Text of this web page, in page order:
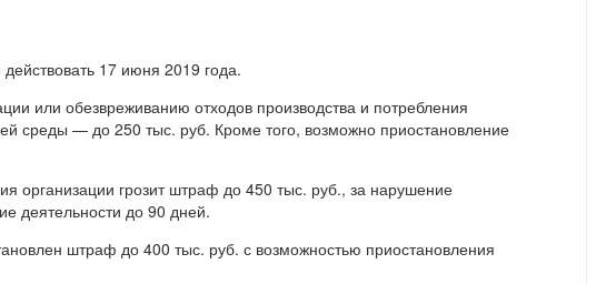
17 июня 2019 года.
или обезвреживанию отходов производства и потребления
среды — до 250 тыс. руб. Кроме того, возможно приостановление
организации грозит штраф до 450 тыс. руб., за нарушение
деятельности до 90 дней.
штраф до 400 тыс. руб. с возможностью приостановления